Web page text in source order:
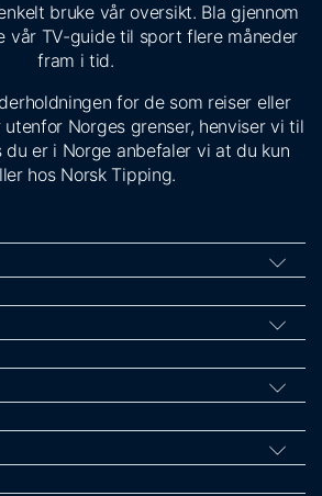
bruke vår oversikt. Bla gjennom
vår TV-guide til sport flere måneder
fram i tid.
for de som reiser eller
Norges grenser, henviser vi til
du er i Norge anbefaler vi at du kun
hos Norsk Tipping.